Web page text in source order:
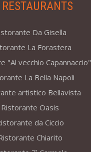
RESTAURANTS
Da Gisella
La Forastera
"Al vecchio Capannaccio"
La Bella Napoli
artistico Bellavista
Ristorante Oasis
da Ciccio
Chiarito